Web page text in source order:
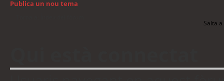
Publica un nou tema
Salta a